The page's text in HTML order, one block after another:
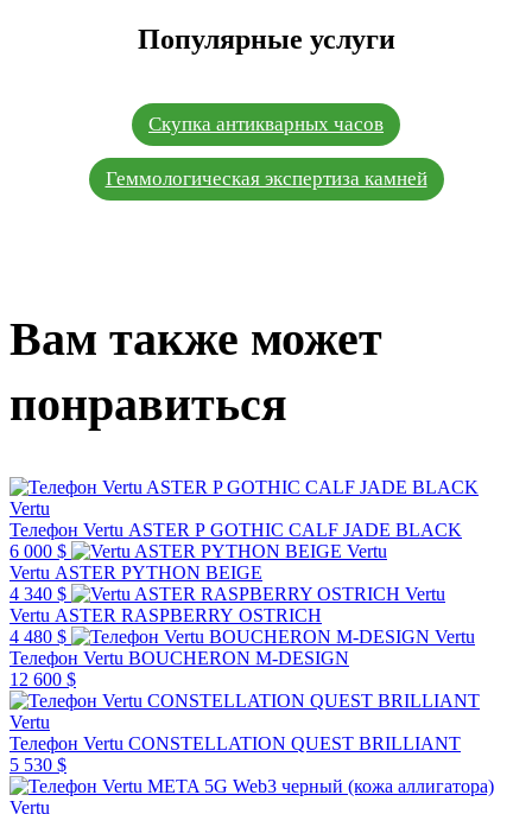
Популярные услуги
Скупка антикварных часов
Геммологическая экспертиза камней
Вам также может
понравиться
Vertu
Телефон Vertu ASTER P GOTHIC CALF JADE BLACK
6 000 $
Vertu
Vertu ASTER PYTHON BEIGE
4 340 $
Vertu
Vertu ASTER RASPBERRY OSTRICH
4 480 $
Vertu
Телефон Vertu BOUCHERON M-DESIGN
12 600 $
Vertu
Телефон Vertu CONSTELLATION QUEST BRILLIANT
5 530 $
Vertu